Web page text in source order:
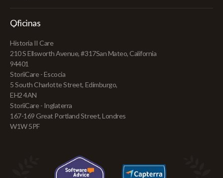
Oficinas
Historia II Care
210 S Ellsworth Avenue, #317San Mateo, California
94401
StoriiCare - Escocia
5 South Charlotte Street, Edimburgo,
EH2 4AN
StoriiCare - Inglaterra
167-169 Great Portland Street, Londres
W1W 5PF